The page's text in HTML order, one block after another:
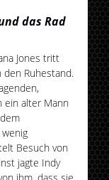
das Rad
Jones tritt
Ruhestand.
ein alter Mann
Besuch von
jagte Indy
ihm, dass sie